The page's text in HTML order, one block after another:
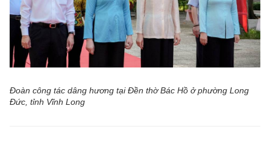
Đoàn công tác dâng hương tại Đền thờ Bác Hồ ở phường Long
Đức, tỉnh Vĩnh Long